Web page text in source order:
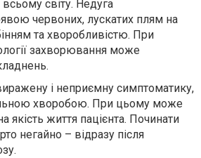
світу. Недуга
червоних, лускатих плям на
та хворобливістю. При
захворювання може
і неприємну симптоматику,
хворобою. При цьому може
якість життя пацієнта. Починати
негайно – відразу після